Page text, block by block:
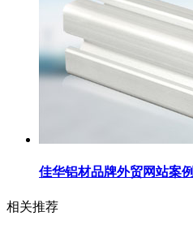
佳华铝材品牌外贸网站案例
相关推荐